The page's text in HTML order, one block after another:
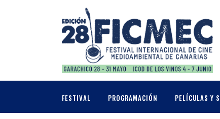
FESTIVAL PROGRAMACIÓN PELÍCULAS Y